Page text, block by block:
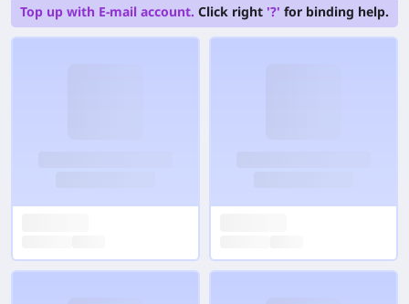
Top up with E-mail account. Click right '?' for binding help.